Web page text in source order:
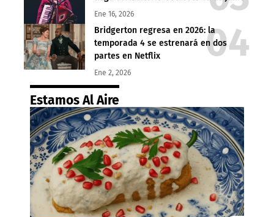
Ene 16, 2026
Bridgerton regresa en 2026: la
temporada 4 se estrenará en dos
partes en Netflix
Ene 2, 2026
Estamos Al Aire